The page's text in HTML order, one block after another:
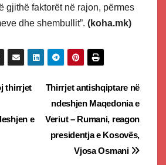
gjithë faktorët në rajon, përmes
dhe shembullit”. (koha.mk)
Thirrjet antishqiptare në
ndeshjen Maqedonia e
Veriut – Rumani, reagon
presidentja e Kosovës,
Vjosa Osmani
thirrjet
e